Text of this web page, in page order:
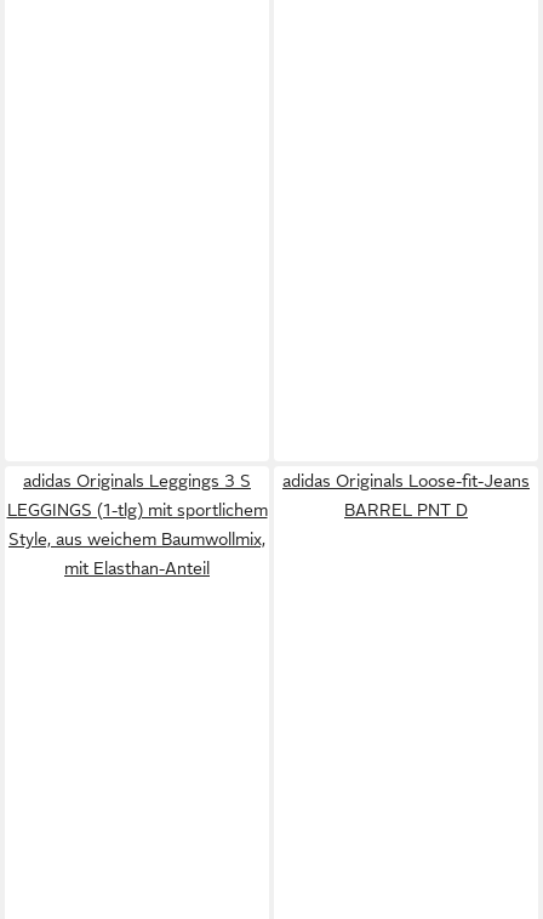
adidas Originals Leggings 3 S
LEGGINGS (1-tlg) mit sportlichem
Style, aus weichem Baumwollmix,
mit Elasthan-Anteil
adidas Originals Loose-fit-Jeans
BARREL PNT D